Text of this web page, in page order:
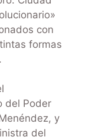
con
formas
del Poder
y
del